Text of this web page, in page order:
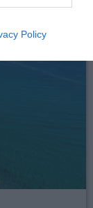
Policy